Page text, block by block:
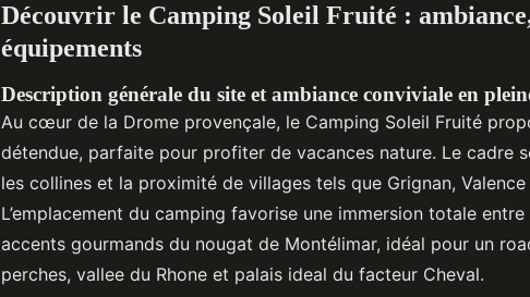
Découvrir le Camping Soleil Fruité :
équipements
Description générale du site et ambiance conviviale en
Au cœur de la Drome provençale, le Camping Soleil Fruité
détendue, parfaite pour profiter de vacances nature. Le cadre
les collines et la proximité de villages tels que Grignan,
L’emplacement du camping favorise une immersion totale
accents gourmands du nougat de Montélimar, idéal pour un
perches, vallee du Rhone et palais ideal du facteur Cheval.